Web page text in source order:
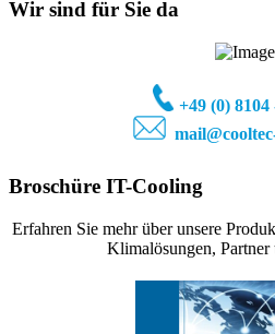
Wir sind für Sie da
+49 (0) 8104
Broschüre IT-Cooling
Erfahren Sie mehr über unsere
Klimalösungen, Partner